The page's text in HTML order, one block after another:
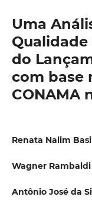
Uma
do
com base
CONAMA
Renata Nalim
Wagner Rambaldi
Antônio José da